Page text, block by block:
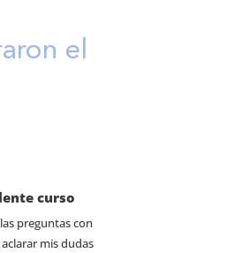
el
curso
preguntas con
mis dudas